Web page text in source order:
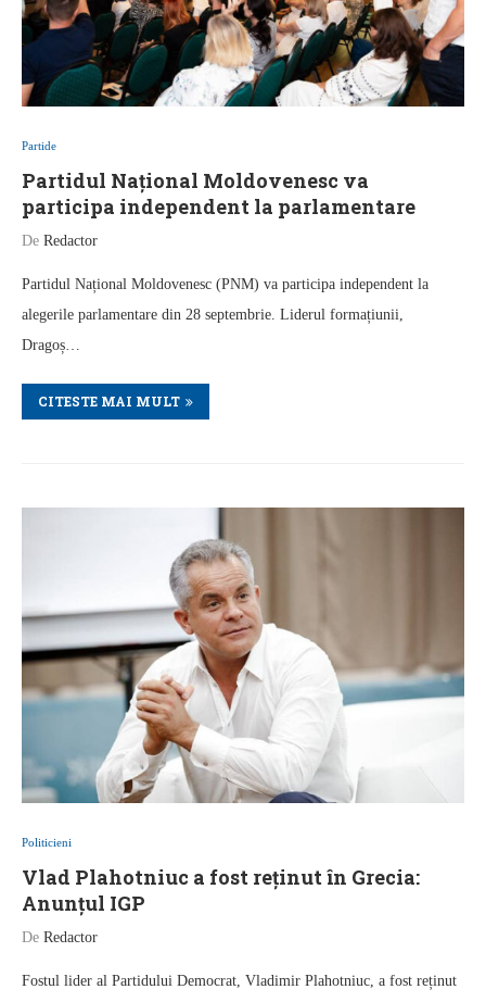
Partide
Partidul Național Moldovenesc va
participa independent la parlamentare
De Redactor
Partidul Național Moldovenesc (PNM) va participa independent la
alegerile parlamentare din 28 septembrie. Liderul formațiunii,
Dragoș…
CITESTE MAI MULT
Politicieni
Vlad Plahotniuc a fost reținut în Grecia:
Anunțul IGP
De Redactor
Fostul lider al Partidului Democrat, Vladimir Plahotniuc, a fost reținut